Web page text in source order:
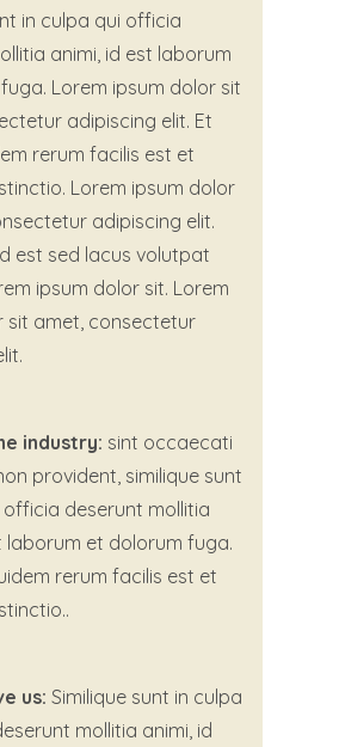
in culpa qui officia
animi, id est laborum
Lorem ipsum dolor sit
adipiscing elit. Et
rerum facilis est et
Lorem ipsum dolor
adipiscing elit.
est sed lacus volutpat
ipsum dolor sit. Lorem
sit amet, consectetur
industry: sint occaecati
provident, similique sunt
officia deserunt mollitia
laborum et dolorum fuga.
rerum facilis est et
us: Similique sunt in culpa
mollitia animi, id